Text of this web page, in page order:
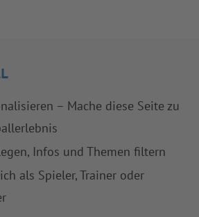
– Mache diese Seite zu
Infos und Themen filtern
als Spieler, Trainer oder